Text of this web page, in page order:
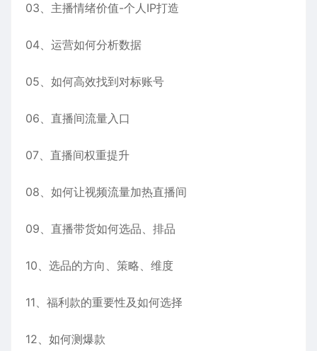
03、主播情绪价值-个人IP打造
04、运营如何分析数据
05、如何高效找到对标账号
06、直播间流量入口
07、直播间权重提升
08、如何让视频流量加热直播间
09、直播带货如何选品、排品
10、选品的方向、策略、维度
11、福利款的重要性及如何选择
12、如何测爆款